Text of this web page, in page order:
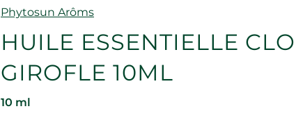
Marque
Phytosun Arôms
HUILE ESSENTIELLE
GIROFLE 10ML
10 ml